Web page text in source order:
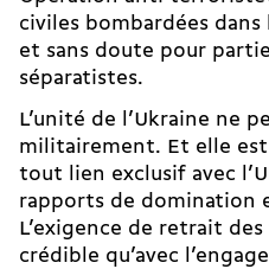
civiles bombardées
et sans doute pour
séparatistes.
L’unité de l’Ukraine ne
militairement. Et elle
tout lien exclusif avec
rapports de domination
L’exigence de retrait
crédible qu’avec